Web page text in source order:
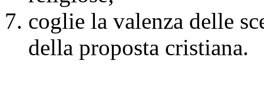
coglie la valenza delle
della proposta cristiana.